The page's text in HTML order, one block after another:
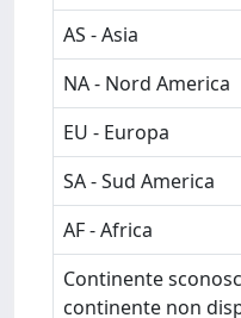
AS - Asia
NA - Nord America
EU - Europa
SA - Sud America
AF - Africa
Continente
continente non